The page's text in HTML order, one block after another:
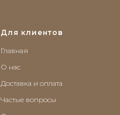
Для клиентов
Главная
О нас
Доставка и оплата
Частые вопросы